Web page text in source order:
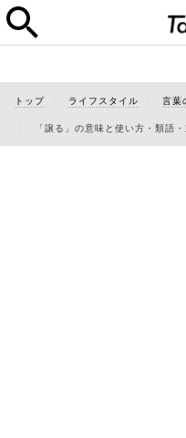
トップ ライフスタイル 言葉
「譲る」の意味と使い方・類語